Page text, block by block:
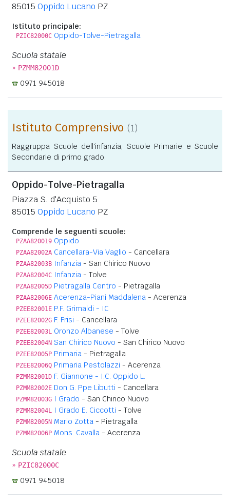
85015 Oppido Lucano PZ
Istituto principale:
PZIC82000C Oppido-Tolve-Pietragalla
Scuola statale
» PZMM82001D
0971 945018
Istituto Comprensivo (1)
Raggruppa Scuole dell'infanzia, Scuole Primarie e Scuole
Secondarie di primo grado.
Oppido-Tolve-Pietragalla
Piazza S. d'Acquisto 5
85015 Oppido Lucano PZ
Comprende le seguenti scuole:
PZAA820019 Oppido
PZAA82002A Cancellara-Via Vaglio - Cancellara
PZAA82003B Infanzia - San Chirico Nuovo
PZAA82004C Infanzia - Tolve
PZAA82005D Pietragalla Centro - Pietragalla
PZAA82006E Acerenza-Piani Maddalena - Acerenza
PZEE82001E P.F. Grimaldi - IC
PZEE82002G F. Frisi - Cancellara
PZEE82003L Oronzo Albanese - Tolve
PZEE82004N San Chirico Nuovo - San Chirico Nuovo
PZEE82005P Primaria - Pietragalla
PZEE82006Q Primaria Pestolazzi - Acerenza
PZMM82001D F. Giannone - I.C. Oppido L.
PZMM82002E Don G. Ppe Libutti - Cancellara
PZMM82003G I Grado - San Chirico Nuovo
PZMM82004L I Grado E. Ciccotti - Tolve
PZMM82005N Mario Zotta - Pietragalla
PZMM82006P Mons. Cavalla - Acerenza
Scuola statale
» PZIC82000C
0971 945018